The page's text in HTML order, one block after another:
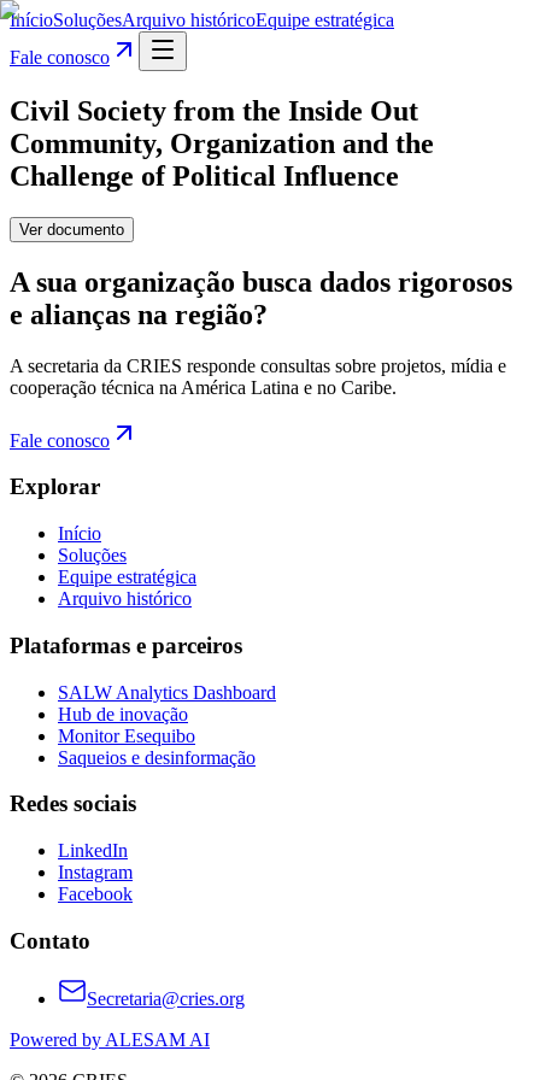
InícioSoluçõesArquivo históricoEquipe estratégica
Fale conosco
Civil Society from the Inside Out
Community, Organization and the
Challenge of Political Influence
Ver documento
A sua organização busca dados rigorosos
e alianças na região?
A secretaria da CRIES responde consultas sobre projetos, mídia e
cooperação técnica na América Latina e no Caribe.
Fale conosco
Explorar
Início
Soluções
Equipe estratégica
Arquivo histórico
Plataformas e parceiros
SALW Analytics Dashboard
Hub de inovação
Monitor Esequibo
Saqueios e desinformação
Redes sociais
LinkedIn
Instagram
Facebook
Contato
Secretaria@cries.org
Powered by ALESAM AI